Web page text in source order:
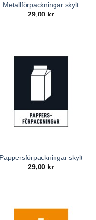
Metallförpackningar skylt
29,00 kr
Pappersförpackningar skylt
29,00 kr